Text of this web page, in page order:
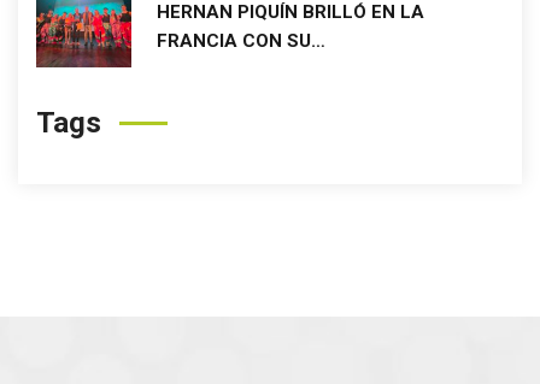
HERNAN PIQUÍN BRILLÓ EN LA
FRANCIA CON SU…
Tags